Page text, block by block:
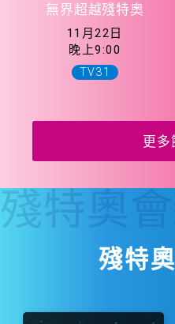
無界超越殘特奧
11月22日
晚上9:00
TV31
更多
殘特
殘特奧會